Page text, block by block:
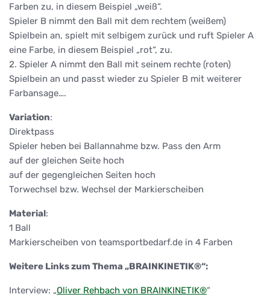
Farben zu, in diesem Beispiel „weiß“.
Spieler B nimmt den Ball mit dem rechtem (weißem)
Spielbein an, spielt mit selbigem zurück und ruft Spieler A
eine Farbe, in diesem Beispiel „rot“, zu.
2. Spieler A nimmt den Ball mit seinem rechte (roten)
Spielbein an und passt wieder zu Spieler B mit weiterer
Farbansage….
Variation:
Direktpass
Spieler heben bei Ballannahme bzw. Pass den Arm
auf der gleichen Seite hoch
auf der gegengleichen Seiten hoch
Torwechsel bzw. Wechsel der Markierscheiben
Material:
1 Ball
Markierscheiben von teamsportbedarf.de in 4 Farben
Weitere Links zum Thema „BRAINKINETIK®“:
Interview: „Oliver Rehbach von BRAINKINETIK®“